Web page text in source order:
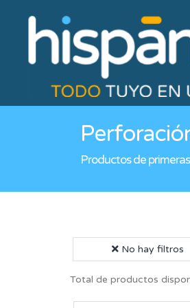
Productos de
No hay filtros
Total de productos